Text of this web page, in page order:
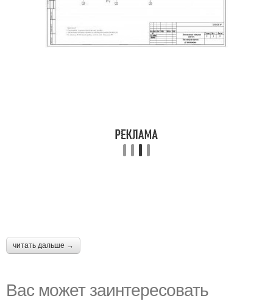
читать дальше →
Вас может заинтересовать